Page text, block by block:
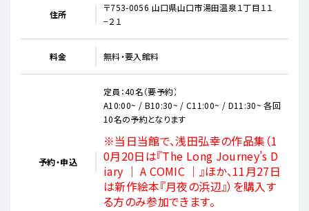
住所
〒753-0056 山口県山口市湯田温泉１丁目１１
−２１
料金 無料・要入館料
予約・申込
定員：40名（要予約）
A10:00~ / B10:30~ / C11:00~ / D11:30~ 各回
10名の予約となります
※当日当館で、浅田弘幸の作品集（1
0月20日は『The Long Journey’s D
iary ｜ A COMIC ｜』ほか、11月27日
は新作絵本『月夜の浜辺』）を購入す
る方のみ参加できます。